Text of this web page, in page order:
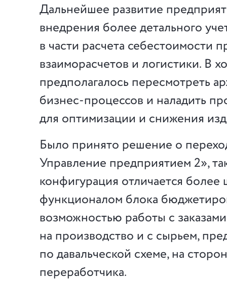
Дальнейшее развитие
внедрения более детального
в части расчета себестоимости
взаиморасчетов и логистики. В
предполагалось пересмотреть
бизнес-процессов и наладить
для оптимизации и снижения
Было принято решение о
Управление предприятием 2»,
конфигурация отличается
функционалом блока
возможностью работы с заказами
на производство и с сырьем,
по давальческой схеме, на
переработчика.